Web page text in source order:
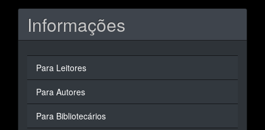
Informações
Para Leitores
Para Autores
Para Bibliotecários